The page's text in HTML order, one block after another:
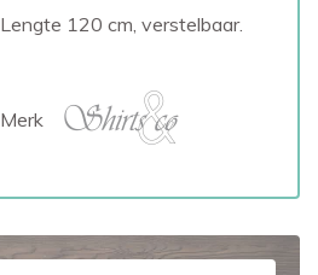
Lengte 120 cm, verstelbaar.
Merk